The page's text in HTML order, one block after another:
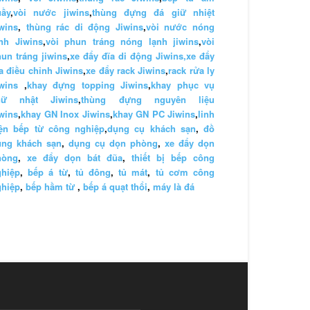
,vòi nước jiwins,thùng đựng đá giữ nhiệt
, thùng rác di động Jiwins,vòi nước nóng
Jiwins,vòi phun tráng nóng lạnh jiwins,vòi
tráng jiwins,xe đẩy đĩa di động Jiwins,xe đẩy
điều chỉnh Jiwins,xe đẩy rack Jiwins,rack rửa ly
,khay đựng topping Jiwins,khay phục vụ
nhật Jiwins,thùng đựng nguyên liệu
,khay GN Inox Jiwins,khay GN PC Jiwins,linh
bếp từ công nghiệp,dụng cụ khách sạn, đồ
khách sạn, dụng cụ dọn phòng, xe đẩy dọn
, xe đẩy dọn bát đũa, thiết bị bếp công
,bếp á từ, tủ đông,tủ mát, tủ cơm công
, bếp hầm từ , bếp á quạt thổi, máy là đá